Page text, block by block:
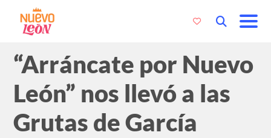
“Arráncate por Nuevo
León” nos llevó a las
Grutas de García